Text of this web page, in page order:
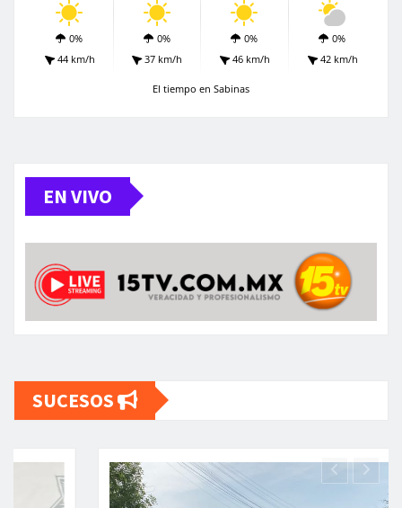
0%
44 km/h
0%
37 km/h
0%
46 km/h
0%
42 km/h
El tiempo en Sabinas
EN VIVO
SUCESOS